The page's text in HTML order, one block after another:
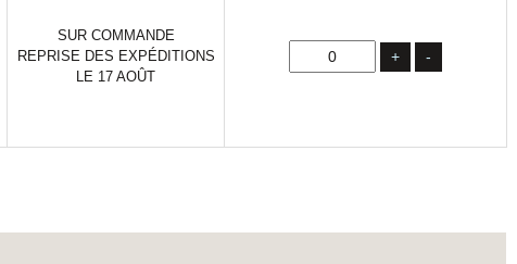
SUR COMMANDE
REPRISE DES EXPÉDITIONS
LE 17 AOÛT
+ -